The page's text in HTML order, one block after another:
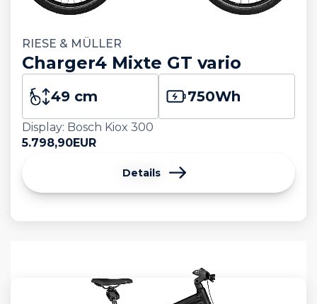
RIESE & MÜLLER
Charger4 Mixte GT vario
49 cm 750Wh
Display: Bosch Kiox 300
5.798,90EUR
Details